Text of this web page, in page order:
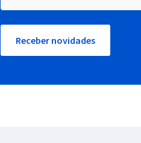
Receber novidades